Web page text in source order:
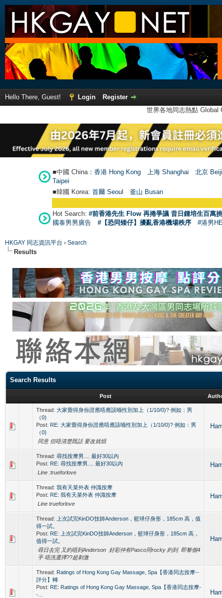
Hello There, Guest! Login
Register
世界各地同志熱點
■中國 China： 香港 Hong Kong 上海 Shanghai
北京
Taipei
■韓國 Korea: 首爾 Seoul 釜山 Busan
Hot Search: #前香港先生 Flow 再捲爭議 昔日鍾培生百萬
國泰男男廣告
#【恐同矮仔】擾亂香港機場秩序 #港男
HKGAY 同志資訊平台 › Search
Results
Search Results
Post
Thread: 大家覺得身份證應唔應該喺性別加上（1/10/0)? 例如：男
（0)
Post: RE: 大家覺得身份證應唔應該喺性別加上（1/10/0)? 例如：男
（0)
同意 但唔清楚既話 要改就煩
Thread: 尋找按摩男.... 最好30以內
Post: RE: 尋找按摩男.... 最好30以內
Line :trueforlove
Thread: 我有天菜外表 仲識按摩
Post: RE: 我有天菜外表 仲識按摩
Line trueforlove
Thread:
上次試完KinDO技師Anderson，籃球仔身形，185cm 高，值
得一試。
Post: RE: 上次試完KinDO技師Anderson，籃球仔身形，185cm 高，
值得一試。
尋日去完 又約唔到Anderson 好彩仲有Pasco同rocky 約到 即黎個4
手 唔洗選擇??超刺激
Thread: Ratings of Hong Kong Gay Massage, Spa【香港同志按摩--
評分】轉
Post: RE: Ratings of Hong Kong Gay Massage, Spa【香港同志按摩-
-...